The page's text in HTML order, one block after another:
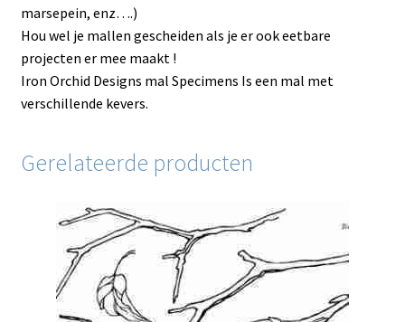
marsepein, enz….)
Hou wel je mallen gescheiden als je er ook eetbare
projecten er mee maakt !
Iron Orchid Designs mal Specimens Is een mal met
verschillende kevers.
Gerelateerde producten